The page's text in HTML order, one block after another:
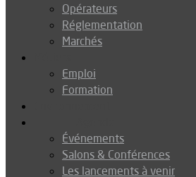
Opérateurs
Réglementation
Marchés
Emploi
Formation
Événements
Salons & Conférences
Les lancements à venir